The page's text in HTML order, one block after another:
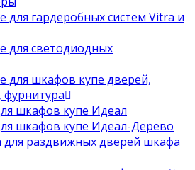
гардеробных систем Vitra и
для светодиодных
для шкафов купе дверей,
шкафов купе Идеал
шкафов купе Идеал-Дерево
для раздвижных дверей шкафа